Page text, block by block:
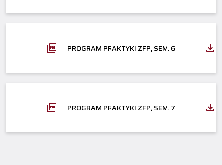
PROGRAM PRAKTYKI ZFP, SEM. 6
PROGRAM PRAKTYKI ZFP, SEM. 7